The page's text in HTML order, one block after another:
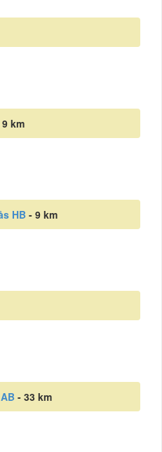
km
HB - 9 km
- 33 km